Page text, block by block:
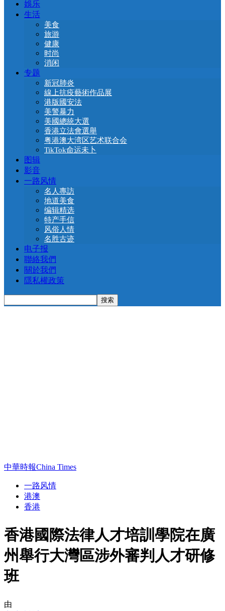
娛乐
生活
美食
旅游
健康
时尚
消闲
专题
新冠肺炎
線上抗疫藝術作品展
港版國安法
美警暴力
美國總統大選
香港立法會選舉
粤港澳大湾区艺术联合会
TikTok命运未卜
图辑
影音
一路风情
名人專訪
地道美食
编辑精选
特产手信
风俗人情
名胜古迹
电子报
聯絡我們
關於我們
隱私權政策
中華時報China Times
一路风情
港澳
香港
香港國際法律人才培訓學院在廣
州舉行大灣區涉外審判人才研修
班
由